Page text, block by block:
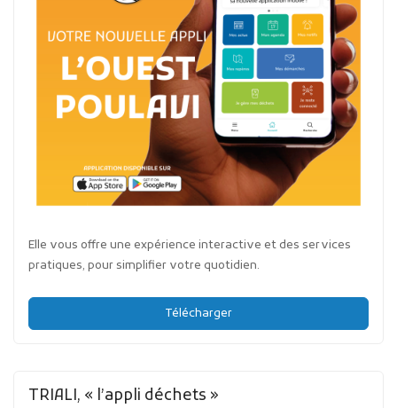
Elle vous offre une expérience interactive et des services
pratiques, pour simplifier votre quotidien.
Télécharger
TRIALI, « l’appli déchets »